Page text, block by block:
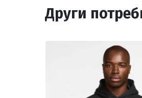
Други